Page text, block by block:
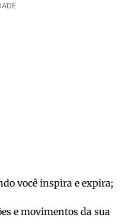
você inspira e expira;
e movimentos da sua